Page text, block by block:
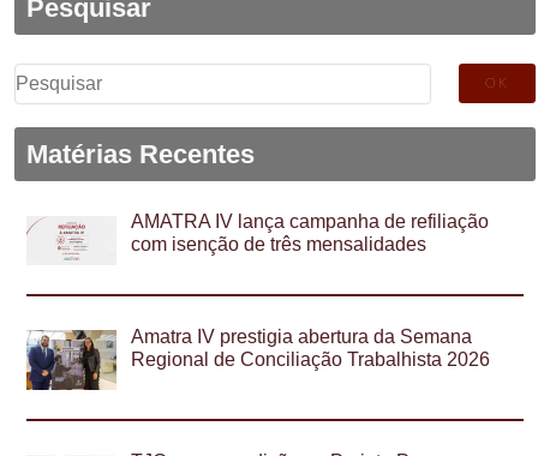
Pesquisar
Pesquisar
por:
Matérias Recentes
AMATRA IV lança campanha de refiliação
com isenção de três mensalidades
Amatra IV prestigia abertura da Semana
Regional de Conciliação Trabalhista 2026